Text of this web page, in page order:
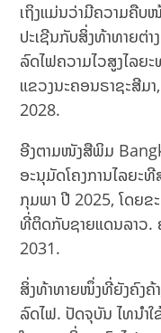
ເຖິງແມ່ນວ່າມີຄວາມຄືບ
ປະເຊີນກັບສິ່ງທ້າທາຍຕ່າ
ລົດໄຟຄວາມໄວສູງໄລຍ
ແຂວງນະຄອນຣາຊະສີມາ
2028.
ອີງຕາມໜັງສືພິມ
ອະນຸມັດໂຄງການໄລຍະ
ກຸມພາ ປີ 2025, ໂດຍຂ
ທີ່ຕິດກັບຊາຍແດນລາວ. ຄ
2031.
ສິ່ງທ້າທາຍໜຶ່ງທີ່ຍັງຄົງຄ້
ລົດໄຟ. ປັດຈຸບັນ ໄທນຳໃ